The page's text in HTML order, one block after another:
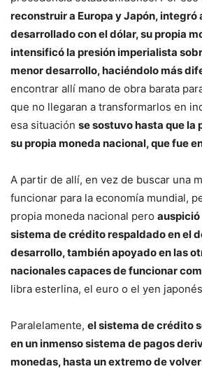
reconstruir a Europa y Japón, integró
desarrollado con el dólar, su propia
intensificó la presión imperialista
menor desarrollo, haciéndolo más
encontrar allí mano de obra barata
que no llegaran a transformarlos en
esa situación se sostuvo hasta que la
su propia moneda nacional, que fue
A partir de allí, en vez de buscar una
funcionar para la economía mundial,
propia moneda nacional pero auspició
sistema de crédito respaldado en el
desarrollo, también apoyado en las
nacionales capaces de funcionar
libra esterlina, el euro o el yen
Paralelamente, el sistema de crédito
en un inmenso sistema de pagos
monedas, hasta un extremo de